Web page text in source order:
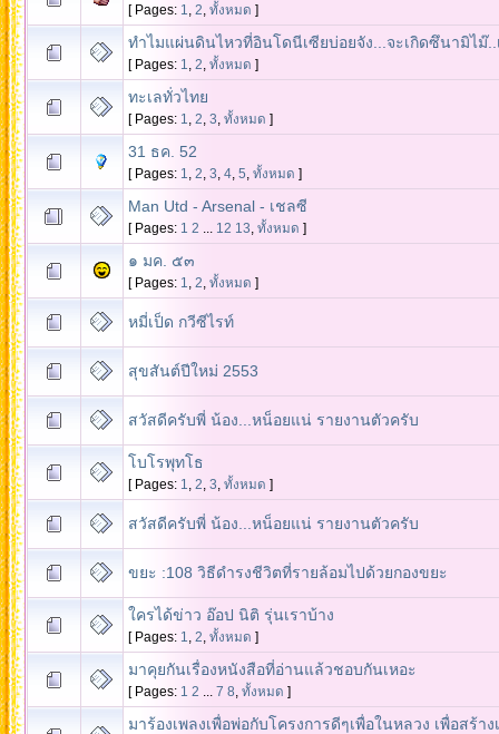
[ Pages: 1 2 ทั้งหมด ]
ทำไมแผ่นดินไหวที่อินโดนีเซียบ่อยจัง...จะเกิดซึนามิไม๊..
[ Pages: 1 2 ทั้งหมด ]
ทะเลทั่วไทย
[ Pages: 1 2 3 ทั้งหมด ]
31 ธค. 52
[ Pages: 1 2 3 4, 5 ทั้งหมด ]
Man Utd - Arsenal - เชลซี
[ Pages: 1 2 12 13 ทั้งหมด ]
๑ มค. ๕๓
[ Pages: 1 2 ทั้งหมด ]
หมี่เป็ด กวีซีไรท์
สุขสันต์ปีใหม่ 2553
สวัสดีครับพี่ น้อง...หน็อยแน่ รายงานตัวครับ
โบโรพุทโธ
[ Pages: 1 2 3 ทั้งหมด ]
สวัสดีครับพี่ น้อง...หน็อยแน่ รายงานตัวครับ
ขยะ :108 วิธีดำรงชีวิตที่รายล้อมไปด้วยกองขยะ
ใครได้ข่าว อ๊อป นิติ รุ่นเราบ้าง
[ Pages: 1 2 ทั้งหมด ]
มาคุยกันเรื่องหนังสือที่อ่านแล้วชอบกันเหอะ
[ Pages: 1 2 7 8 ทั้งหมด ]
มาร้องเพลงเพื่อพ่อกับโครงการดีๆเพื่อในหลวง เพื่อสร้าง